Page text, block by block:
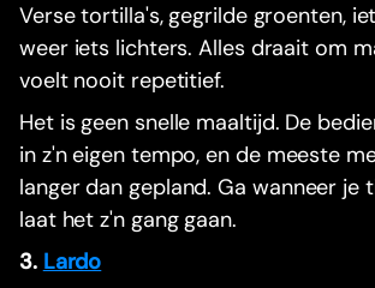
Verse tortilla's, gegrilde groenten,
weer iets lichters. Alles draait om
voelt nooit repetitief.
Het is geen snelle maaltijd. De
in z'n eigen tempo, en de meeste
langer dan gepland. Ga wanneer je
laat het z'n gang gaan.
3. Lardo